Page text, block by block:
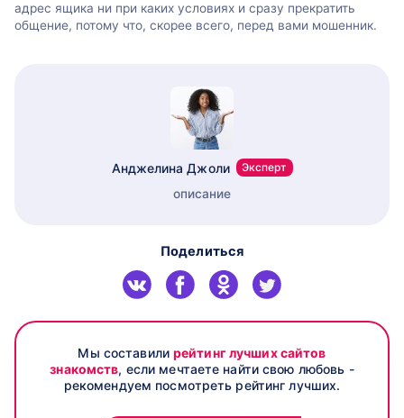
адрес ящика ни при каких условиях и сразу прекратить
общение, потому что, скорее всего, перед вами мошенник.
Анджелина Джоли Эксперт
описание
Поделиться
Мы составилирейтинг лучших сайтов
знакомств, если мечтаете найти свою любовь -
рекомендуем посмотреть рейтинг лучших.